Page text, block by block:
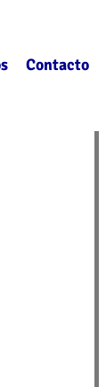
Contacto